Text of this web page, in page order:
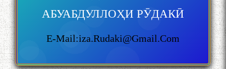
АБУАБДУЛЛОҲИ РӮДАКӢ
E-Mail:iza.rudaki@gmail.com